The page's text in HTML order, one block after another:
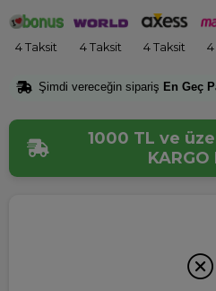
4 Taksit 4 Taksit 4 Taksit 4
Şimdi vereceğin sipariş En Geç
1000 TL ve
KARGO